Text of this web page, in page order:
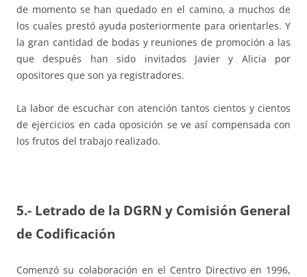
de momento se han quedado en el camino, a muchos de
los cuales prestó ayuda posteriormente para orientarles. Y
la gran cantidad de bodas y reuniones de promoción a las
que después han sido invitados Javier y Alicia por
opositores que son ya registradores.
La labor de escuchar con atención tantos cientos y cientos
de ejercicios en cada oposición se ve así compensada con
los frutos del trabajo realizado.
5.- Letrado de la DGRN y Comisión General
de Codificación
Comenzó su colaboración en el Centro Directivo en 1996,